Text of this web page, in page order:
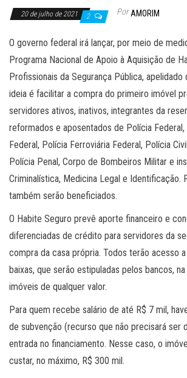
20 de julho de 2021 2 Por AMORIM
O governo federal irá lançar, por meio de
Programa Nacional de Apoio à Aquisição de
Profissionais da Segurança Pública, apelidado
ideia é facilitar a compra do primeiro imóvel
servidores ativos, inativos, integrantes da
reformados e aposentados de Polícia
Federal, Polícia Ferroviária Federal, Polícia
Polícia Penal, Corpo de Bombeiros Militar e
Criminalística, Medicina Legal e Identificação.
também serão beneficiados.
O Habite Seguro prevê aporte financeiro e
diferenciadas de crédito para servidores da
compra da casa própria. Todos terão acesso
baixas, que serão estipuladas pelos bancos,
imóveis de qualquer valor.
Para quem recebe salário de até R$ 7 mil,
de subvenção (recurso que não precisará ser
entrada no financiamento. Nesse caso, o
custar, no máximo, R$ 300 mil.